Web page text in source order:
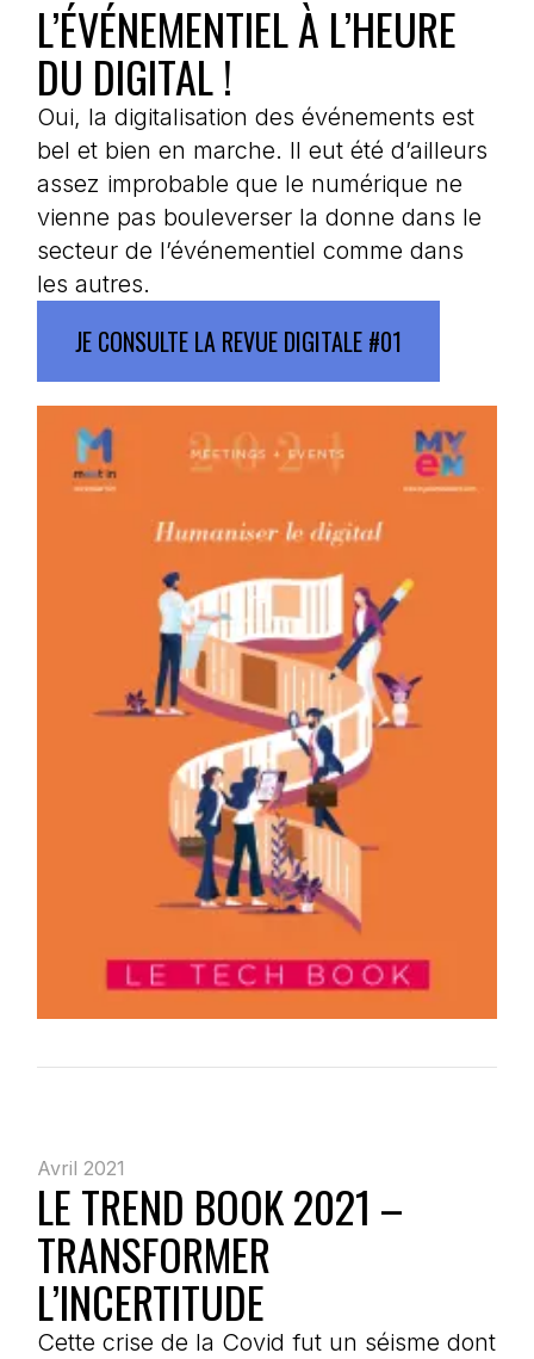
L’ÉVÉNEMENTIEL À L’HEURE
DU DIGITAL !
Oui, la digitalisation des événements est
bel et bien en marche. Il eut été d’ailleurs
assez improbable que le numérique ne
vienne pas bouleverser la donne dans le
secteur de l’événementiel comme dans
les autres.
JE CONSULTE LA REVUE DIGITALE #01
Avril 2021
LE TREND BOOK 2021 –
TRANSFORMER
L’INCERTITUDE
Cette crise de la Covid fut un séisme dont